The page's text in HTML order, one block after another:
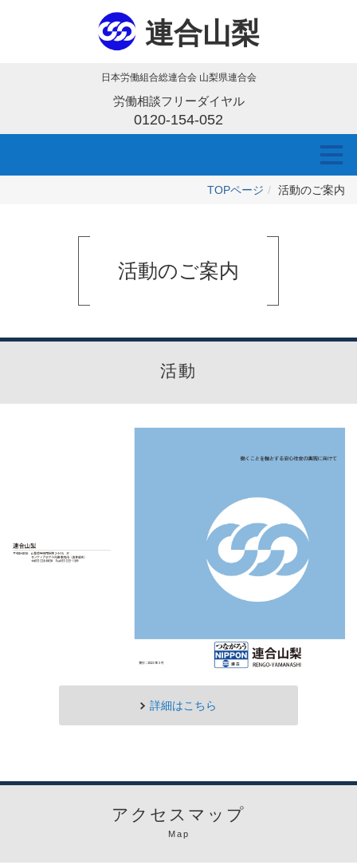
連合山梨
日本労働組合総連合会 山梨県連合会
労働相談フリーダイヤル
0120-154-052
TOPページ 活動のご案内
活動のご案内
活動
詳細はこちら
アクセスマップ
Map